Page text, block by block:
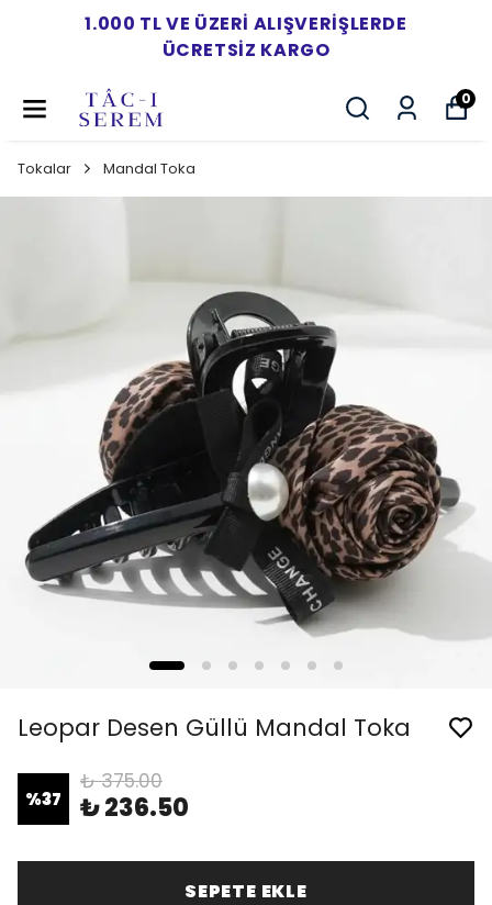
1.000 TL VE ÜZERI ALIŞVERIŞLERDE
ÜCRETSIZ KARGO
0
Tokalar Mandal Toka
Leopar Desen Güllü Mandal Toka
%37
₺ 375.00
₺ 236.50
SEPETE EKLE